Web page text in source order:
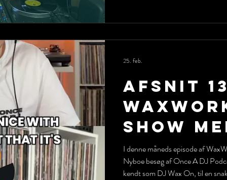
Month’s episode Nyboe and
Afsnit
Show
Adam
Once A
I denne måneds episode af
Nyboe besøg af Once A DJ
kendt som DJ Wax On, til en
25. feb.